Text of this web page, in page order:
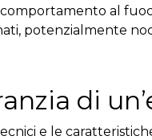
al
potenzialmente
di
e le